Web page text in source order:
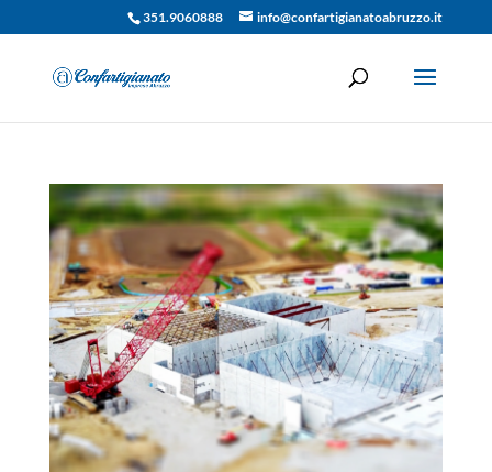
351.9060888 info@confartigianatoabruzzo.it